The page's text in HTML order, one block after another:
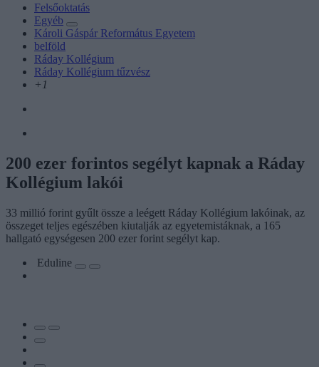
Felsőoktatás
Egyéb
Károli Gáspár Református Egyetem
belföld
Ráday Kollégium
Ráday Kollégium tűzvész
+1
200 ezer forintos segélyt kapnak a Ráday
Kollégium lakói
33 millió forint gyűlt össze a leégett Ráday Kollégium lakóinak, az
összeget teljes egészében kiutalják az egyetemistáknak, a 165
hallgató egységesen 200 ezer forint segélyt kap.
Eduline